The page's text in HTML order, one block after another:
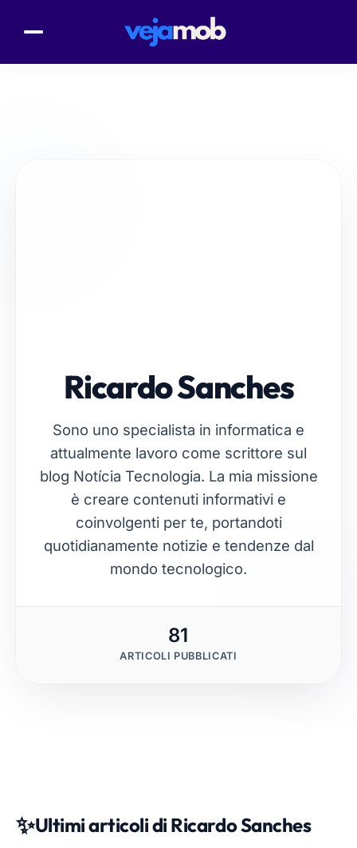
Ricardo Sanches
Sono uno specialista in informatica e
attualmente lavoro come scrittore sul
blog Notícia Tecnologia. La mia missione
è creare contenuti informativi e
coinvolgenti per te, portandoti
quotidianamente notizie e tendenze dal
mondo tecnologico.
81
ARTICOLI PUBBLICATI
✨Ultimi articoli di Ricardo Sanches